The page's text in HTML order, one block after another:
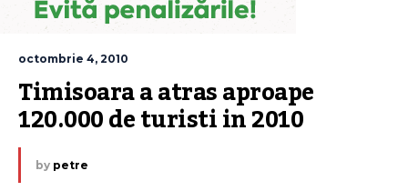
octombrie 4, 2010
Timisoara a atras aproape
120.000 de turisti in 2010
by petre